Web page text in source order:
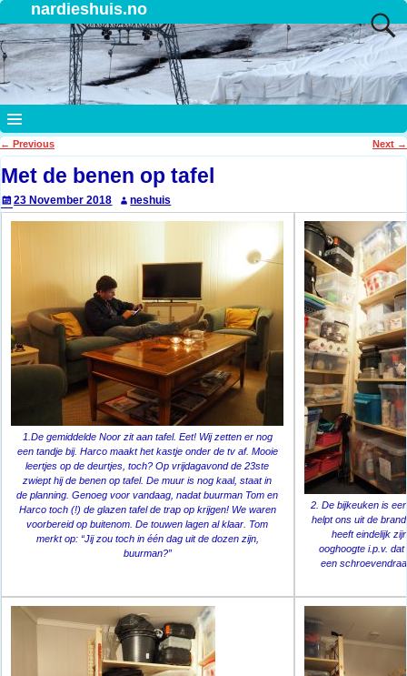
nardieshuis.no
Post navigation
← Previous Next →
Met de benen op tafel
23 November 2018 neshuis
1.De gemiddelde Noor zit aan tafel. Eet! Wij zetten er nog
een tandje bij. Harco maakt het kastje onder de tv af. Mooie
leertjes op de deurtjes, toch? Op vrijdagavond de 23ste
zwiept hij de benen op tafel. De muur is nog kaal, staat in
de planning. Genoeg voor vandaag, nadat buurman Tom en
Harco toch (!) de glazen tafel de trap op krijgen! We waren
voorbereid op buitenom. De touwen lagen al klaar. Tom
merkt op: “Jij zou toch in één dag uit de dozen zijn,
buurman?”
2. De bijkeuken is
helpt ons uit de
heeft eindelijk
ooghoogte i.p.v.
een